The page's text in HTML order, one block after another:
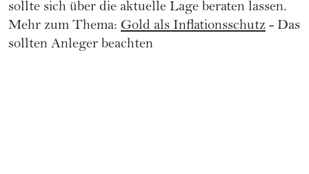
sollte sich über die aktuelle Lage beraten lassen.
Mehr zum Thema: Gold als Inflationsschutz - Das
sollten Anleger beachten